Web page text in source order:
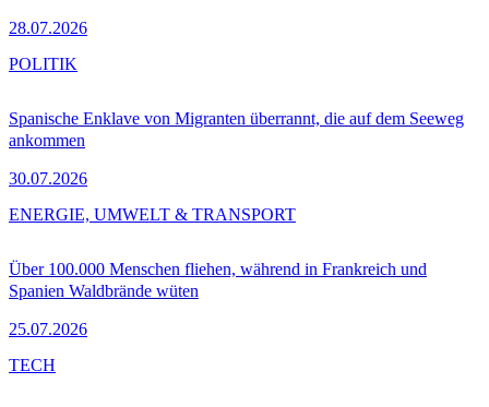
28.07.2026
Spanische Enklave von Migranten überrannt, die auf dem Seeweg
ankommen
30.07.2026
POLITIK
Über 100.000 Menschen fliehen, während in Frankreich und
Spanien Waldbrände wüten
25.07.2026
ENERGIE, UMWELT & TRANSPORT
TECH